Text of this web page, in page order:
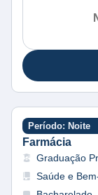
Período: Noite
Farmácia
Graduação
Saúde e